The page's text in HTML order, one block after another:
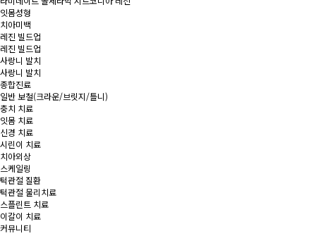
잇몸성형
치아미백
레진 빌드업
레진 빌드업
사랑니 발치
사랑니 발치
종합진료
일반 보철(크라운/브릿지/틀니)
충치 치료
잇몸 치료
신경 치료
시린이 치료
치아외상
스케일링
턱관절 질환
턱관절 물리치료
스플린트 치료
이갈이 치료
커뮤니티